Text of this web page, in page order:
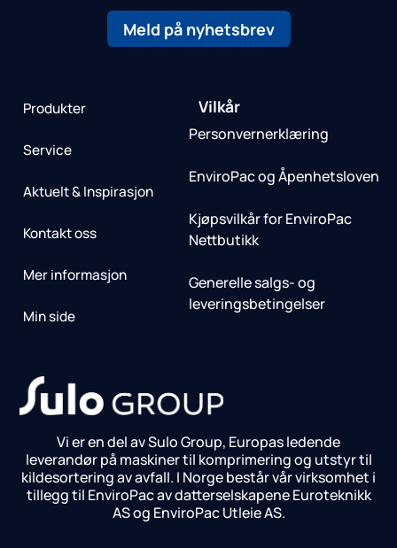
Meld på nyhetsbrev
Produkter
Service
Aktuelt & Inspirasjon
Kontakt oss
Mer informasjon
Min side
Vilkår
Personvernerklæring
EnviroPac og Åpenhetsloven
Kjøpsvilkår for EnviroPac
Nettbutikk
Generelle salgs- og
leveringsbetingelser
Vi er en del av Sulo Group, Europas ledende
leverandør på maskiner til komprimering og utstyr til
kildesortering av avfall. I Norge består vår virksomhet i
tillegg til EnviroPac av datterselskapene Euroteknikk
AS og EnviroPac Utleie AS.